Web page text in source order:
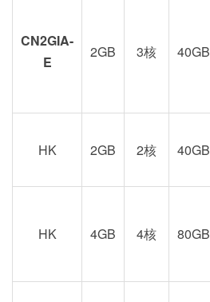
CN2GIA-
E
2GB 3核 40GB
HK 2GB 2核 40GB
HK 4GB 4核 80GB